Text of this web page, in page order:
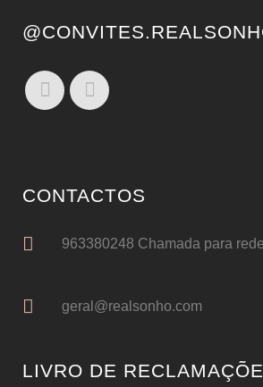
CONTACTOS
963380248 Chamada para
geral@realsonho.com
LIVRO DE